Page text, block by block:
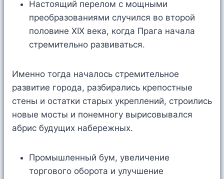
Настоящий перелом с мощными
преобразованиями случился во второй
половине XIX века, когда Прага начала
стремительно развиваться.
Именно тогда началось стремительное
развитие города, разбирались крепостные
стены и остатки старых укреплений, строились
новые мосты и понемногу вырисовывался
абрис будущих набережных.
Промышленный бум, увеличение
торгового оборота и улучшение